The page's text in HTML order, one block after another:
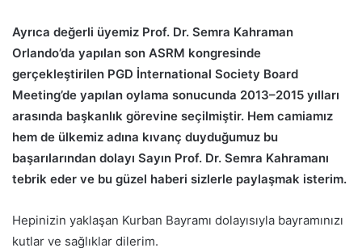
Ayrıca değerli üyemiz Prof. Dr. Semra Kahraman
Orlando’da yapılan son ASRM kongresinde
gerçekleştirilen PGD İnternational Society Board
Meeting’de yapılan oylama sonucunda 2013–2015 yılları
arasında başkanlık görevine seçilmiştir. Hem camiamız
hem de ülkemiz adına kıvanç duyduğumuz bu
başarılarından dolayı Sayın Prof. Dr. Semra Kahramanı
tebrik eder ve bu güzel haberi sizlerle paylaşmak isterim.
Hepinizin yaklaşan Kurban Bayramı dolayısıyla bayramınızı
kutlar ve sağlıklar dilerim.